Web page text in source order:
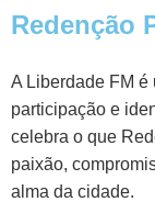
Redenção
A Liberdade FM é
participação e
celebra o que
paixão,
alma da cidade.